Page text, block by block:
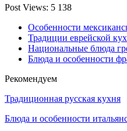
Post Views: 5 138
Особенности
Традиции еврейской
Национальные блюда
Блюда и особенности
Рекомендуем
Традиционная русская кухня
Блюда и особенности